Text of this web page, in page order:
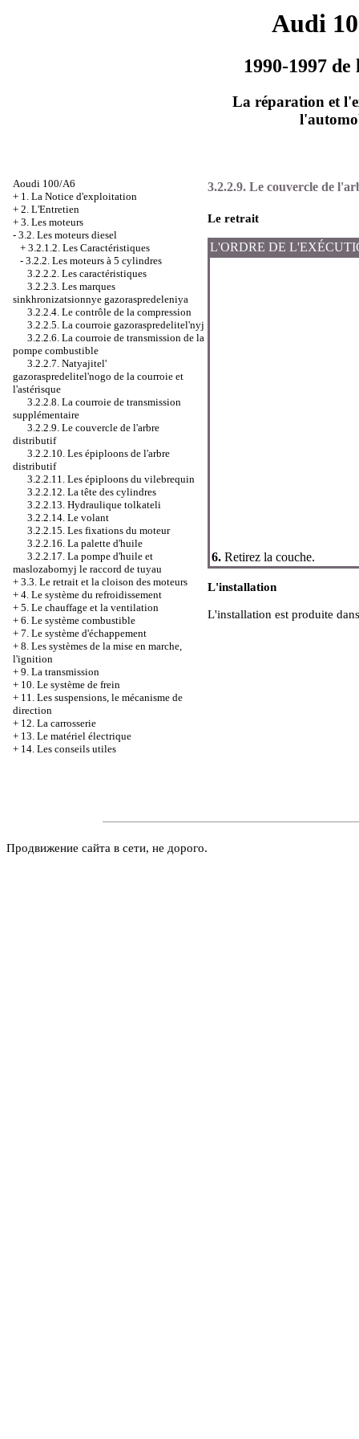
Audi
1990-1997
La réparation et
Aoudi 100/A6
+ 1. La Notice d'exploitation
+ 2. L'Entretien
+ 3. Les moteurs
- 3.2. Les moteurs diesel
+ 3.2.1.2. Les Caractéristiques
- 3.2.2. Les moteurs à 5 cylindres
3.2.2.2. Les caractéristiques
3.2.2.3. Les marques
sinkhronizatsionnye gazoraspredeleniya
3.2.2.4. Le contrôle de la compression
3.2.2.5. La courroie gazoraspredelitel'nyj
3.2.2.6. La courroie de transmission de la
pompe combustible
3.2.2.7. Natyajitel'
gazoraspredelitel'nogo de la courroie et
l'astérisque
3.2.2.8. La courroie de transmission
supplémentaire
3.2.2.9. Le couvercle de l'arbre
distributif
3.2.2.10. Les épiploons de l'arbre
distributif
3.2.2.11. Les épiploons du vilebrequin
3.2.2.12. La tête des cylindres
3.2.2.13. Hydraulique tolkateli
3.2.2.14. Le volant
3.2.2.15. Les fixations du moteur
3.2.2.16. La palette d'huile
3.2.2.17. La pompe d'huile et
maslozabornyj le raccord de tuyau
+ 3.3. Le retrait et la cloison des moteurs
+ 4. Le système du refroidissement
+ 5. Le chauffage et la ventilation
+ 6. Le système combustible
+ 7. Le système d'échappement
+ 8. Les systèmes de la mise en marche,
l'ignition
+ 9. La transmission
+ 10. Le système de frein
+ 11. Les suspensions, le mécanisme de
direction
+ 12. La carrosserie
+ 13. Le matériel électrique
+ 14. Les conseils utiles
3.2.2.9. Le couvercle de
Le retrait
L'ORDRE DE
6. Retirez la couche.
L'installation
L'installation est produite
Продвижение сайта в сети, не дорого.